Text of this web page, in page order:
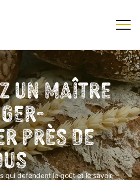
un Maître
près de
qui défendent le goût et le savoir-